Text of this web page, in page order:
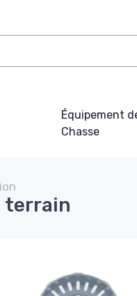
Équipement
Chasse
terrain